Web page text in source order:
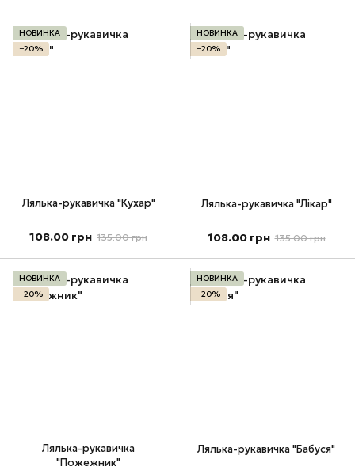
НОВИНКА
−20%
Лялька-рукавичка "Кухар"
108.00 грн 135.00 грн
НОВИНКА
−20%
Лялька-рукавичка "Лікар"
108.00 грн 135.00 грн
НОВИНКА
−20%
Лялька-рукавичка
"Пожежник"
НОВИНКА
−20%
Лялька-рукавичка "Бабуся"